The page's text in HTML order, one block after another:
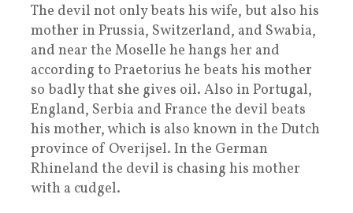
The devil not only beats his wife, but also his
mother in Prussia, Switzerland, and Swabia,
and near the Moselle he hangs her and
according to Praetorius he beats his mother
so badly that she gives oil. Also in Portugal,
England, Serbia and France the devil beats
his mother, which is also known in the Dutch
province of Overijsel. In the German
Rhineland the devil is chasing his mother
with a cudgel.